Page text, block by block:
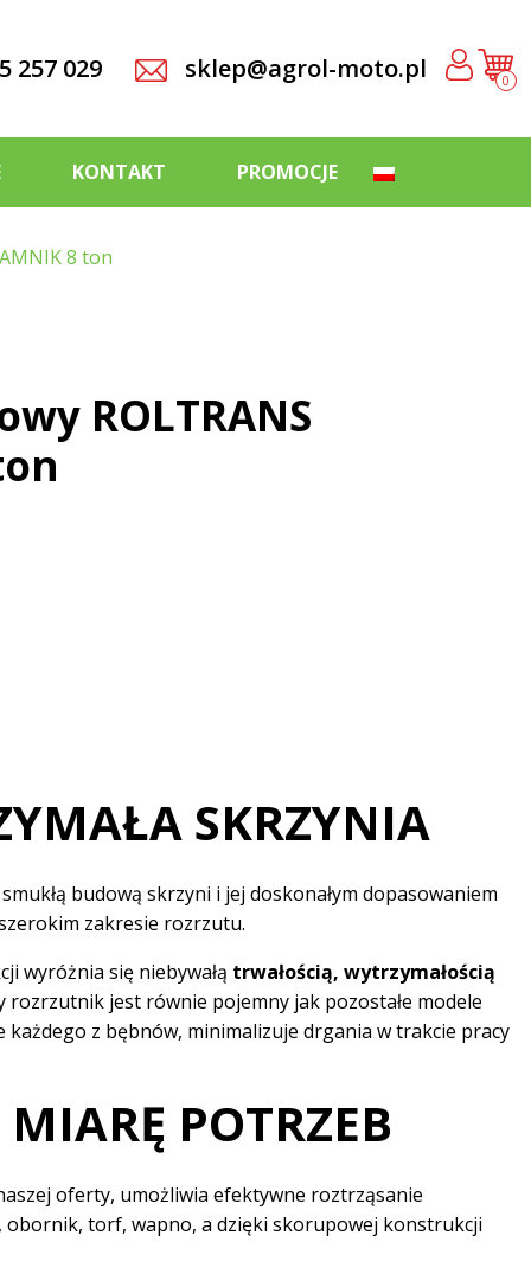
257 029 sklep@agrol-moto.pl 0
KONTAKT PROMOCJE
8 ton
ROLTRANS
SKRZYNIA
budową skrzyni i jej doskonałym dopasowaniem
zakresie rozrzutu.
wyróżnia się niebywałą trwałością, wytrzymałością
rozrzutnik jest równie pojemny jak pozostałe modele
z bębnów, minimalizuje drgania w trakcie pracy
POTRZEB
oferty, umożliwia efektywne roztrząsanie
torf, wapno, a dzięki skorupowej konstrukcji